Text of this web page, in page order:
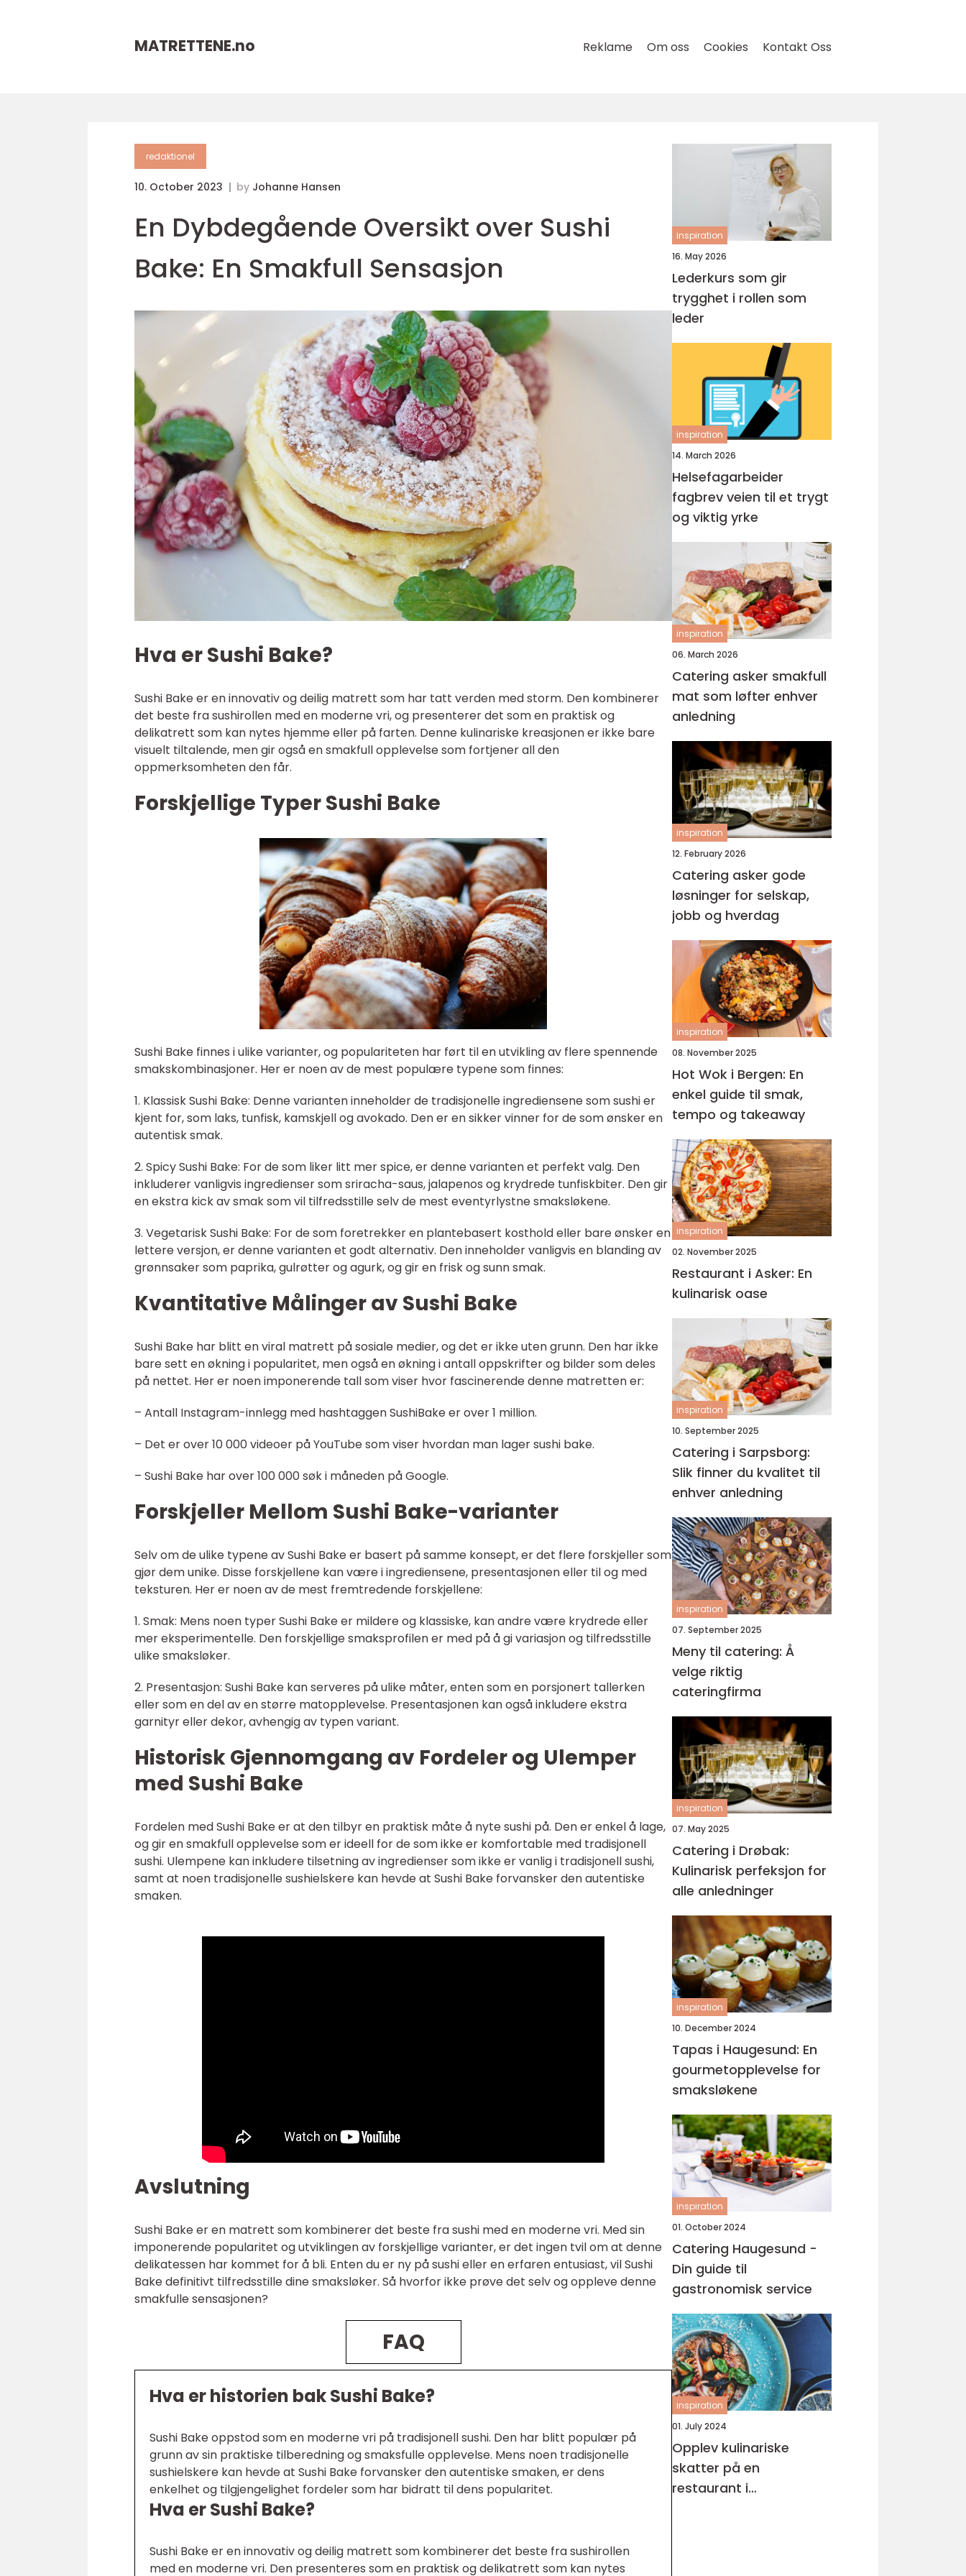
MATRETTENE.no Reklame Om oss Cookies Kontakt Oss
redaktionel
10. October 2023 by Johanne Hansen
En Dybdegående Oversikt over Sushi
Bake: En Smakfull Sensasjon
Hva er Sushi Bake?
Sushi Bake er en innovativ og deilig matrett som har tatt verden med storm. Den kombinerer
det beste fra sushirollen med en moderne vri, og presenterer det som en praktisk og
delikatrett som kan nytes hjemme eller på farten. Denne kulinariske kreasjonen er ikke bare
visuelt tiltalende, men gir også en smakfull opplevelse som fortjener all den
oppmerksomheten den får.
Forskjellige Typer Sushi Bake
Sushi Bake finnes i ulike varianter, og populariteten har ført til en utvikling av flere spennende
smakskombinasjoner. Her er noen av de mest populære typene som finnes:
1. Klassisk Sushi Bake: Denne varianten inneholder de tradisjonelle ingrediensene som sushi er
kjent for, som laks, tunfisk, kamskjell og avokado. Den er en sikker vinner for de som ønsker en
autentisk smak.
2. Spicy Sushi Bake: For de som liker litt mer spice, er denne varianten et perfekt valg. Den
inkluderer vanligvis ingredienser som sriracha-saus, jalapenos og krydrede tunfiskbiter. Den gir
en ekstra kick av smak som vil tilfredsstille selv de mest eventyrlystne smaksløkene.
3. Vegetarisk Sushi Bake: For de som foretrekker en plantebasert kosthold eller bare ønsker en
lettere versjon, er denne varianten et godt alternativ. Den inneholder vanligvis en blanding av
grønnsaker som paprika, gulrøtter og agurk, og gir en frisk og sunn smak.
Kvantitative Målinger av Sushi Bake
Sushi Bake har blitt en viral matrett på sosiale medier, og det er ikke uten grunn. Den har ikke
bare sett en økning i popularitet, men også en økning i antall oppskrifter og bilder som deles
på nettet. Her er noen imponerende tall som viser hvor fascinerende denne matretten er:
– Antall Instagram-innlegg med hashtaggen SushiBake er over 1 million.
– Det er over 10 000 videoer på YouTube som viser hvordan man lager sushi bake.
– Sushi Bake har over 100 000 søk i måneden på Google.
Forskjeller Mellom Sushi Bake-varianter
Selv om de ulike typene av Sushi Bake er basert på samme konsept, er det flere forskjeller som
gjør dem unike. Disse forskjellene kan være i ingrediensene, presentasjonen eller til og med
teksturen. Her er noen av de mest fremtredende forskjellene:
1. Smak: Mens noen typer Sushi Bake er mildere og klassiske, kan andre være krydrede eller
mer eksperimentelle. Den forskjellige smaksprofilen er med på å gi variasjon og tilfredsstille
ulike smaksløker.
2. Presentasjon: Sushi Bake kan serveres på ulike måter, enten som en porsjonert tallerken
eller som en del av en større matopplevelse. Presentasjonen kan også inkludere ekstra
garnityr eller dekor, avhengig av typen variant.
Historisk Gjennomgang av Fordeler og Ulemper
med Sushi Bake
Fordelen med Sushi Bake er at den tilbyr en praktisk måte å nyte sushi på. Den er enkel å lage,
og gir en smakfull opplevelse som er ideell for de som ikke er komfortable med tradisjonell
sushi. Ulempene kan inkludere tilsetning av ingredienser som ikke er vanlig i tradisjonell sushi,
samt at noen tradisjonelle sushielskere kan hevde at Sushi Bake forvansker den autentiske
smaken.
Avslutning
Sushi Bake er en matrett som kombinerer det beste fra sushi med en moderne vri. Med sin
imponerende popularitet og utviklingen av forskjellige varianter, er det ingen tvil om at denne
delikatessen har kommet for å bli. Enten du er ny på sushi eller en erfaren entusiast, vil Sushi
Bake definitivt tilfredsstille dine smaksløker. Så hvorfor ikke prøve det selv og oppleve denne
smakfulle sensasjonen?
FAQ
Hva er historien bak Sushi Bake?
Sushi Bake oppstod som en moderne vri på tradisjonell sushi. Den har blitt populær på
grunn av sin praktiske tilberedning og smaksfulle opplevelse. Mens noen tradisjonelle
sushielskere kan hevde at Sushi Bake forvansker den autentiske smaken, er dens
enkelhet og tilgjengelighet fordeler som har bidratt til dens popularitet.
Hva er Sushi Bake?
Sushi Bake er en innovativ og deilig matrett som kombinerer det beste fra sushirollen
med en moderne vri. Den presenteres som en praktisk og delikatrett som kan nytes
inspiration
16. May 2026
Lederkurs som gir
trygghet i rollen som
leder
inspiration
14. March 2026
Helsefagarbeider
fagbrev veien til et trygt
og viktig yrke
inspiration
06. March 2026
Catering asker smakfull
mat som løfter enhver
anledning
inspiration
12. February 2026
Catering asker gode
løsninger for selskap,
jobb og hverdag
inspiration
08. November 2025
Hot Wok i Bergen: En
enkel guide til smak,
tempo og takeaway
inspiration
02. November 2025
Restaurant i Asker: En
kulinarisk oase
inspiration
10. September 2025
Catering i Sarpsborg:
Slik finner du kvalitet til
enhver anledning
inspiration
07. September 2025
Meny til catering: Å
velge riktig
cateringfirma
inspiration
07. May 2025
Catering i Drøbak:
Kulinarisk perfeksjon for
alle anledninger
inspiration
10. December 2024
Tapas i Haugesund: En
gourmetopplevelse for
smaksløkene
inspiration
01. October 2024
Catering Haugesund -
Din guide til
gastronomisk service
inspiration
01. July 2024
Opplev kulinariske
skatter på en
restaurant i